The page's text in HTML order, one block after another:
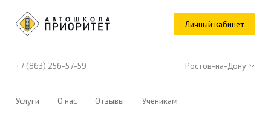
Личный кабинет
+7 (863) 256-57-59 Ростов-на-Дону
Услуги О нас Отзывы Ученикам